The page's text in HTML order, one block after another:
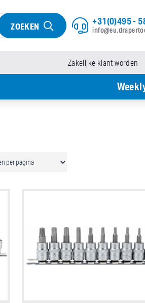
ZOEKEN +31(0)495 -
Zakelijke klant worden